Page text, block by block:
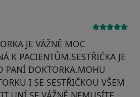
JE VÁŽNĚ MOC
K PACIENTŮM.SESTŘIČKA JE
PANÍ DOKTORKA.MOHU
I SE SESTŘIČKOU VŠEM